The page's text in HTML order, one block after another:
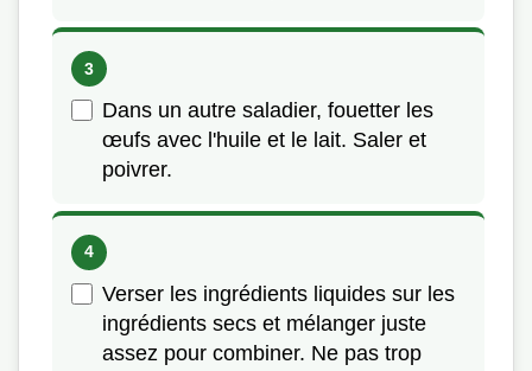
Dans un autre saladier, fouetter les
œufs avec l'huile et le lait. Saler et
poivrer.
Verser les ingrédients liquides sur les
ingrédients secs et mélanger juste
assez pour combiner. Ne pas trop